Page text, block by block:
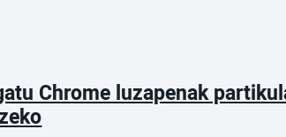
Chrome luzapenak